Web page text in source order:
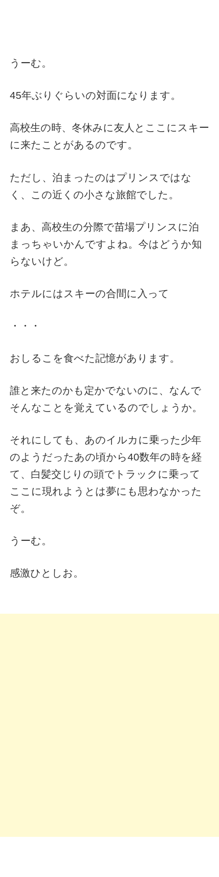
うーむ。
45年ぶりぐらいの対面になります。
高校生の時、冬休みに友人とここにスキー
に来たことがあるのです。
ただし、泊まったのはプリンスではな
く、この近くの小さな旅館でした。
まあ、高校生の分際で苗場プリンスに泊
まっちゃいかんですよね。今はどうか知
らないけど。
ホテルにはスキーの合間に入って
・・・
おしるこを食べた記憶があります。
誰と来たのかも定かでないのに、なんで
そんなことを覚えているのでしょうか。
それにしても、あのイルカに乗った少年
のようだったあの頃から40数年の時を経
て、白髪交じりの頭でトラックに乗って
ここに現れようとは夢にも思わなかった
ぞ。
うーむ。
感激ひとしお。